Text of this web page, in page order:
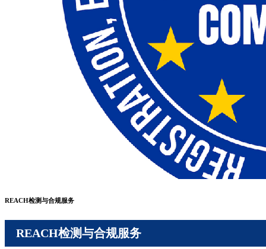
REACH检测与合规服务
REACH检测与合规服务